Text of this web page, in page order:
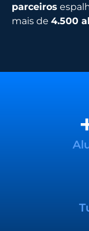
parceiros
mais de 4.500